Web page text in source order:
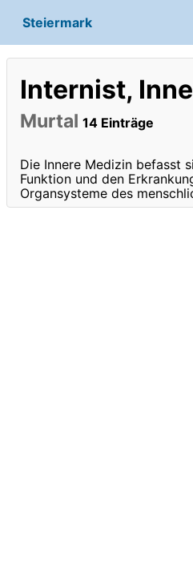
Steiermark
Internist,
Murtal 14 Einträge
Die Innere Medizin befasst
Funktion und den
Organsysteme des